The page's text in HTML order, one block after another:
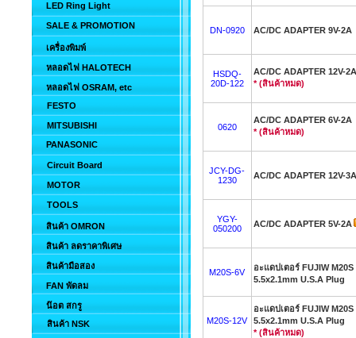
LED Ring Light
SALE & PROMOTION
เครื่องพิมพ์
หลอดไฟ HALOTECH
หลอดไฟ OSRAM, etc
FESTO
MITSUBISHI
PANASONIC
Circuit Board
MOTOR
TOOLS
สินค้า OMRON
สินค้า ลดราคาพิเศษ
สินค้ามือสอง
FAN พัดลม
น๊อต สกรู
สินค้า NSK
DN-0920 AC/DC ADAPTER 9V-2A
HSDQ-
20D-122
AC/DC ADAPTER 12V-2A
* (สินค้าหมด)
0620
AC/DC ADAPTER 6V-2A
* (สินค้าหมด)
JCY-DG-
1230
AC/DC ADAPTER 12V-3A
YGY-
050200
AC/DC ADAPTER 5V-2A
M20S-6V
อะแดปเตอร์ FUJIW
5.5x2.1mm U.S.A Plug
M20S-12V
อะแดปเตอร์ FUJIW
5.5x2.1mm U.S.A Plug
* (สินค้าหมด)